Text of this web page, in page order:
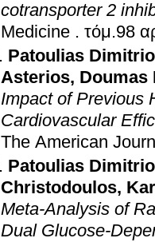
cotransporter 2
Medicine .
Patoulias
Asterios, Doumas
Impact of Previous
Cardiovascular
The American
Patoulias
Christodoulos,
Meta-Analysis of
Dual Glucose-